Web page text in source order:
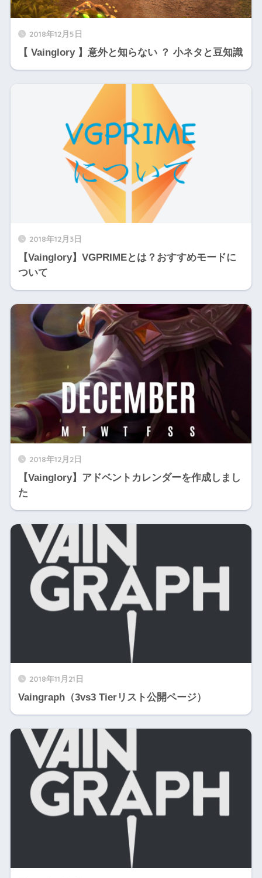
2018年12月5日
【 Vainglory 】意外と知らない ？ 小ネタと豆知識
2018年12月3日
【Vainglory】VGPRIMEとは？おすすめモードに
ついて
2018年12月2日
【Vainglory】アドベントカレンダーを作成しまし
た
2018年11月21日
Vaingraph（3vs3 Tierリスト公開ページ）